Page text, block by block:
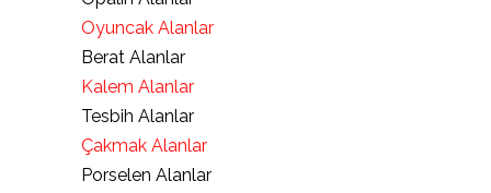
Oyuncak Alanlar
Berat Alanlar
Kalem Alanlar
Tesbih Alanlar
Çakmak Alanlar
Porselen Alanlar